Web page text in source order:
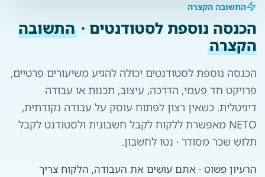
התשובה הקצרה
הכנסה נוספת לסטודנטים · התשובה
הקצרה
הכנסה נוספת לסטודנטים יכולה להגיע משיעורים פרטיים,
פרויקט חד פעמי, הדרכה, עיצוב, תכנות או עבודה
דיגיטלית. כשאין רצון לפתוח עוסק על עבודה נקודתית,
NETO מאפשרת ללקוח לקבל חשבונית ולסטודנט לקבל
תלוש שכר מסודר · נטו לחשבון.
הרעיון פשוט · אתם עושים את העבודה, הלקוח צריך